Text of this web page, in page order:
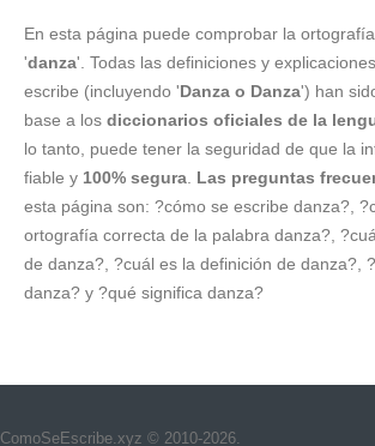
En esta página puede comprobar la
'danza'. Todas las definiciones y
escribe (incluyendo 'Danza o Danza') han
base a los diccionarios oficiales de la
lo tanto, puede tener la seguridad de que la
fiable y 100% segura Las preguntas
esta página son: ?cómo se escribe danza?,
ortografía correcta de la palabra danza?,
de danza?, ?cuál es la definición de danza?,
danza? y ?qué significa danza?
ComoSeEscribe.xyz © 2010-2026.